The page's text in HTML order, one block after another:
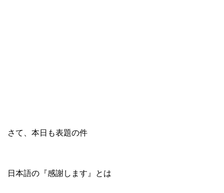
さて、本日も表題の件
日本語の『感謝します』とは